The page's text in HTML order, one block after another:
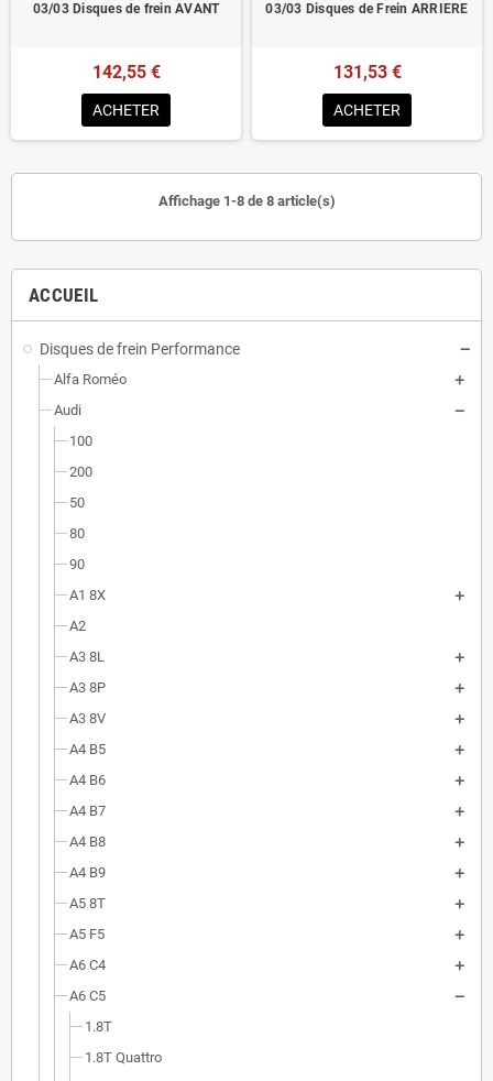
ACCUEIL
Disques de frein Performance
Alfa Roméo
Audi
100
200
50
80
90
A1 8X
A2
A3 8L
A3 8P
A3 8V
A4 B5
A4 B6
A4 B7
A4 B8
A4 B9
A5 8T
A5 F5
A6 C4
A6 C5
1.8T
1.8T Quattro
03/03 Disques de frein AVANT
142,55 €
ACHETER
03/03 Disques de Frein ARRIERE
131,53 €
ACHETER
Affichage 1-8 de 8 article(s)